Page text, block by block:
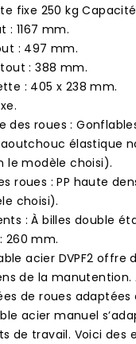
fixe 250 kg Capacité
: 1167 mm.
: 497 mm.
: 388 mm.
: 405 x 238 mm.
des roues :
élastique
le modèle choisi).
roues : PP haute
choisi).
: À billes double
260 mm.
acier DVPF2 offre
de la manutention.
de roues
acier manuel
de travail. Voici des